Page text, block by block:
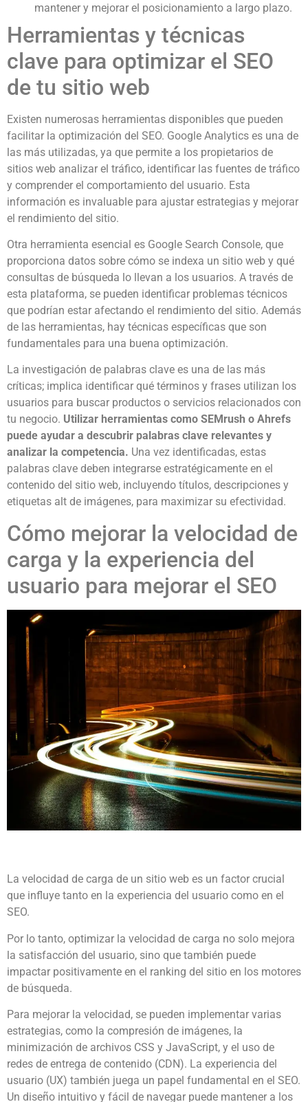
mantener y mejorar el posicionamiento a largo plazo.
Herramientas y técnicas
clave para optimizar el SEO
de tu sitio web
Existen numerosas herramientas disponibles que pueden
facilitar la optimización del SEO. Google Analytics es una de
las más utilizadas, ya que permite a los propietarios de
sitios web analizar el tráfico, identificar las fuentes de tráfico
y comprender el comportamiento del usuario. Esta
información es invaluable para ajustar estrategias y mejorar
el rendimiento del sitio.
Otra herramienta esencial es Google Search Console, que
proporciona datos sobre cómo se indexa un sitio web y qué
consultas de búsqueda lo llevan a los usuarios. A través de
esta plataforma, se pueden identificar problemas técnicos
que podrían estar afectando el rendimiento del sitio. Además
de las herramientas, hay técnicas específicas que son
fundamentales para una buena optimización.
La investigación de palabras clave es una de las más
críticas; implica identificar qué términos y frases utilizan los
usuarios para buscar productos o servicios relacionados con
tu negocio. Utilizar herramientas como SEMrush o Ahrefs
puede ayudar a descubrir palabras clave relevantes y
analizar la competencia. Una vez identificadas, estas
palabras clave deben integrarse estratégicamente en el
contenido del sitio web, incluyendo títulos, descripciones y
etiquetas alt de imágenes, para maximizar su efectividad.
Cómo mejorar la velocidad de
carga y la experiencia del
usuario para mejorar el SEO
La velocidad de carga de un sitio web es un factor crucial
que influye tanto en la experiencia del usuario como en el
SEO.
Por lo tanto, optimizar la velocidad de carga no solo mejora
la satisfacción del usuario, sino que también puede
impactar positivamente en el ranking del sitio en los motores
de búsqueda.
Para mejorar la velocidad, se pueden implementar varias
estrategias, como la compresión de imágenes, la
minimización de archivos CSS y JavaScript, y el uso de
redes de entrega de contenido (CDN). La experiencia del
usuario (UX) también juega un papel fundamental en el SEO.
Un diseño intuitivo y fácil de navegar puede mantener a los